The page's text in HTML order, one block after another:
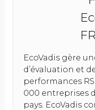
EcoVadis gère
d’évaluation et
performances
000 entreprises
pays. EcoVadis